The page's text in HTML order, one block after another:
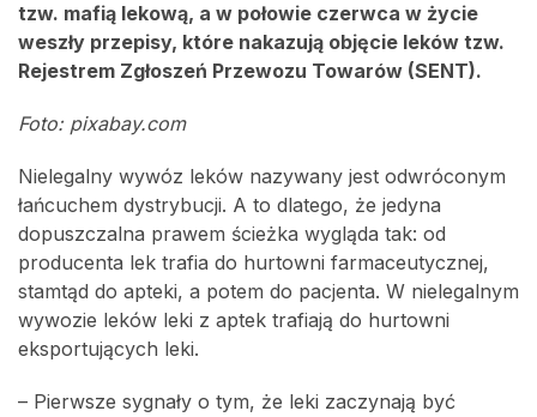
tzw. mafią lekową, a w połowie czerwca w życie
weszły przepisy, które nakazują objęcie leków tzw.
Rejestrem Zgłoszeń Przewozu Towarów (SENT).
Foto: pixabay.com
Nielegalny wywóz leków nazywany jest odwróconym
łańcuchem dystrybucji. A to dlatego, że jedyna
dopuszczalna prawem ścieżka wygląda tak: od
producenta lek trafia do hurtowni farmaceutycznej,
stamtąd do apteki, a potem do pacjenta. W nielegalnym
wywozie leków leki z aptek trafiają do hurtowni
eksportujących leki.
– Pierwsze sygnały o tym, że leki zaczynają być